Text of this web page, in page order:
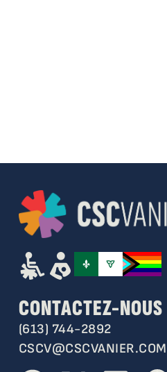
CONTACTEZ-NOUS
(613) 744-2892
CSCV@CSCVANIER.COM